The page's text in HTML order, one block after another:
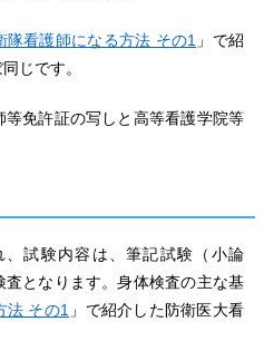
隊看護師になる方法 その1 」で紹
じです。
免許証の写しと高等看護学院等
試験内容は、筆記試験（小論
となります。身体検査の主な基
法 その1 」で紹介した防衛医大看